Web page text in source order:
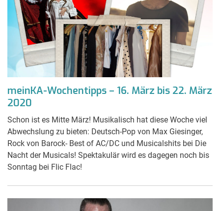
meinKA-Wochentipps – 16. März bis 22. März
2020
Schon ist es Mitte März! Musikalisch hat diese Woche viel
Abwechslung zu bieten: Deutsch-Pop von Max Giesinger,
Rock von Barock- Best of AC/DC und Musicalshits bei Die
Nacht der Musicals! Spektakulär wird es dagegen noch bis
Sonntag bei Flic Flac!